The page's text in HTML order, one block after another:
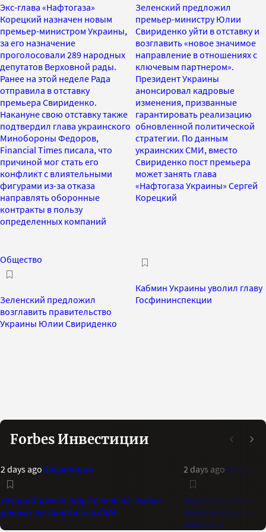
Экс-глава «Нафтогаза»
Корецкий назначен новым
премьер-министром Украины,
за его назначение
проголосовали 289 народных
депутатов Верховной рады.
Ранее на этой неделе Рада
отправила в отставку
премьера Свириденко.
Накануне свою отставку также
подтвердил глава украинского
Минобороны Федоров,
Financial Times писала, что
причиной мог стать его
конфликт с влиятельными
фигурами из-за отказа
направлять оборонные
контракты в пользу
определенных компаний
Зеленский предложил
премьер-министру Юлии
Свириденко уйти в отставку и
возглавить «новое значимое
направление в отношениях с
ключевым партнером».
Президент Украины
анонсировал кадровые
изменения, призванные
гарантировать реализацию
обновленной политической
стратегии. По данным
украинских СМИ, вместо
Свириденко пост премьера
может занять глава
«Нафтогаза Украины» Сергей
Корецкий
Общество
Зеленский предложил
возглавить правительство
Украины Юлии Свириденко
Кабмин Украины уволил главу
Госфининспекции
Forbes Инвестиции
2 days agoИнвестиции
Цены на золото подскочили на слабых
данных по занятости в США
2 days ago
Индикатор Bank of
максимальный
2021 года